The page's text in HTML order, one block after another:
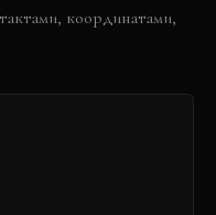
координатами,